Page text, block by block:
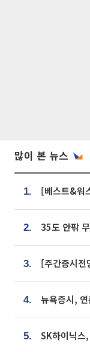
많이 본 뉴스
1.
2.
3.
4.
5.